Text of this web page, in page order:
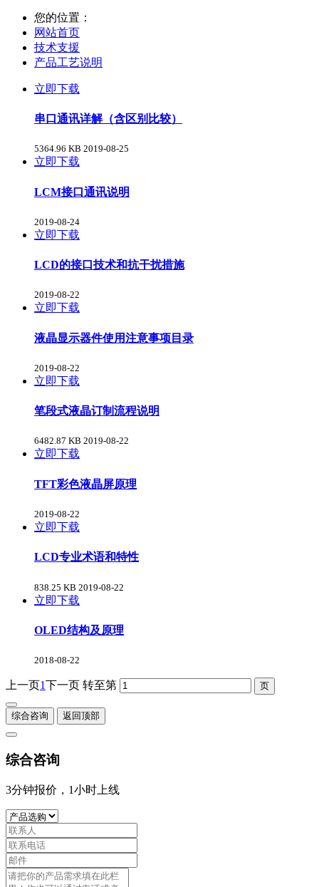
您的位置：
网站首页
技术支援
产品工艺说明
立即下载
串口通讯详解（含区别比较）
5364.96 KB 2019-08-25
立即下载
LCM接口通讯说明
2019-08-24
立即下载
LCD的接口技术和抗干扰措施
2019-08-22
立即下载
液晶显示器件使用注意事项目录
2019-08-22
立即下载
笔段式液晶订制流程说明
6482.87 KB 2019-08-22
立即下载
TFT彩色液晶屏原理
2019-08-22
立即下载
LCD专业术语和特性
838.25 KB 2019-08-22
立即下载
OLED结构及原理
2018-08-22
上一页1下一页 转至第
综合咨询 返回顶部
综合咨询
3分钟报价，1小时上线